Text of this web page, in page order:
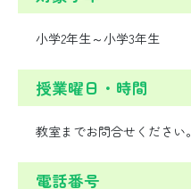
小学2年生～小学3年生
授業曜日・時間
教室までお問合せください。
電話番号